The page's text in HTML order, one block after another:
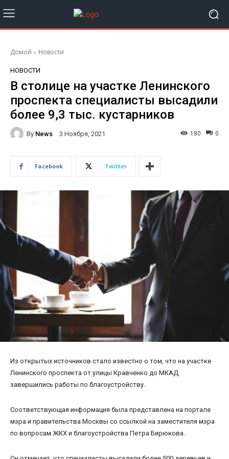
Домой Новости
НОВОСТИ
В столице на участке Ленинского
проспекта специалисты высадили
более 9,3 тыс. кустарников
By News 3 Ноября, 2021 0
180
Facebook Twitter
Из открытых источников стало известно о том, что на участке
Ленинского проспекта от улицы Кравченко до МКАД
завершились работы по благоустройству.
Соответствующая информация была представлена на портале
мэра и правительства Москвы со ссылкой на заместителя мэра
по вопросам ЖКХ и благоустройства Петра Бирюкова.